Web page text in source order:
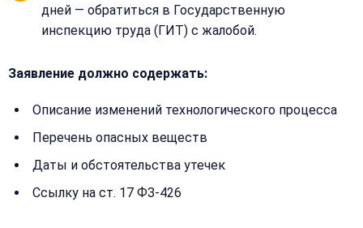
дней — обратиться в Государственную
инспекцию труда (ГИТ) с жалобой.
Заявление должно содержать:
Описание изменений технологического процесса
Перечень опасных веществ
Даты и обстоятельства утечек
Ссылку на ст. 17 ФЗ-426
рассчитаем
стоимость
Добавить